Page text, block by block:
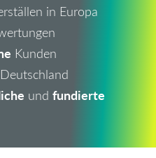
in Europa
Kunden
Deutschland
und fundierte